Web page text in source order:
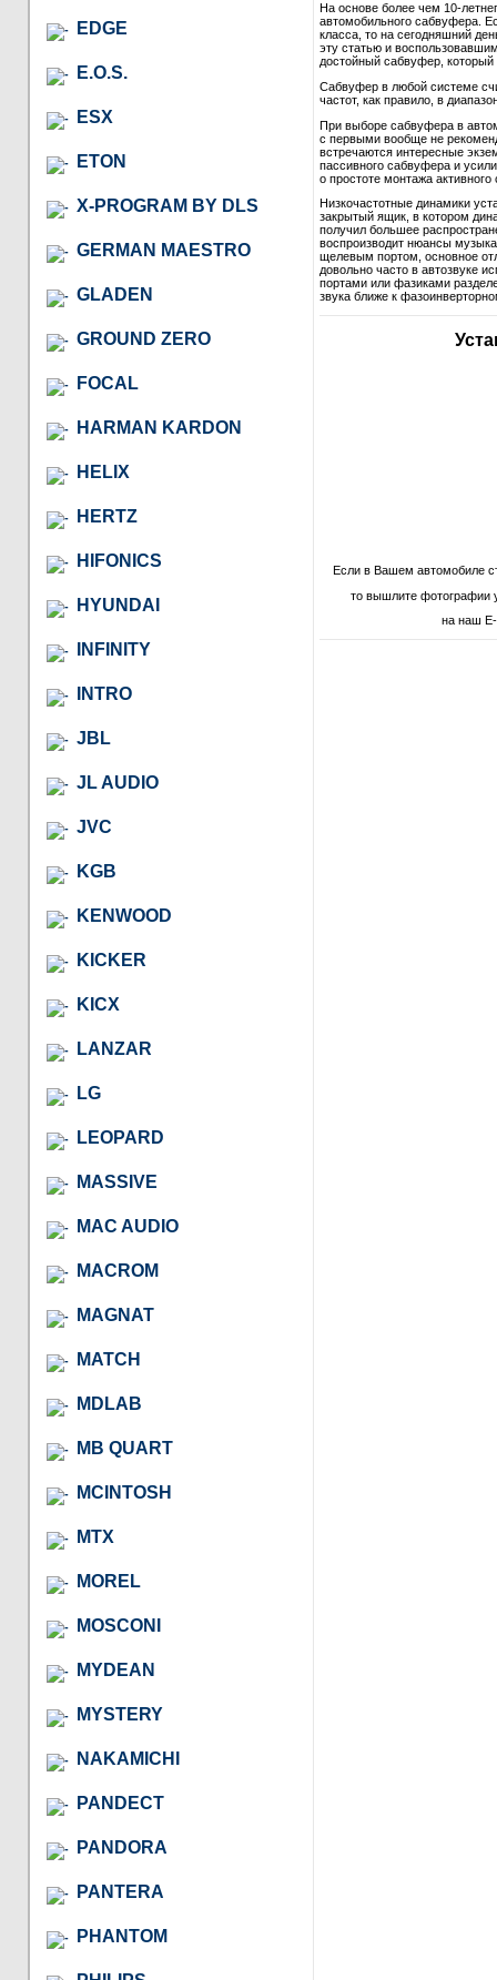
EDGE
E.O.S.
ESX
ETON
X-PROGRAM BY DLS
GERMAN MAESTRO
GLADEN
GROUND ZERO
FOCAL
HARMAN KARDON
HELIX
HERTZ
HIFONICS
HYUNDAI
INFINITY
INTRO
JBL
JL AUDIO
JVC
KGB
KENWOOD
KICKER
KICX
LANZAR
LG
LEOPARD
MASSIVE
MAC AUDIO
MACROM
MAGNAT
MATCH
MDLAB
MB QUART
MCINTOSH
MTX
MOREL
MOSCONI
MYDEAN
MYSTERY
NAKAMICHI
PANDECT
PANDORA
PANTERA
PHANTOM
На основе более чем 10-
автомобильного сабвуфера.
класса, то на сегодняшний
эту статью и
достойный сабвуфер, который
Сабвуфер в любой системе
частот, как правило, в
При выборе сабвуфера в
с первыми вообще не
встречаются интересные
пассивного сабвуфера и
о простоте монтажа
Низкочастотные динамики
закрытый ящик, в котором
получил большее
воспроизводит нюансы
щелевым портом, основное
довольно часто в автозвуке
портами или фазиками
звука ближе к
Если в Вашем автомобиле
то вышлите фотографии
на наш